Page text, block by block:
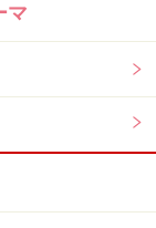
山彩子さん
マ